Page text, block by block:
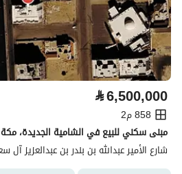
⃁6,500,000
858 م2
مبنى سكني للبيع في الشامية الجديدة، مكة